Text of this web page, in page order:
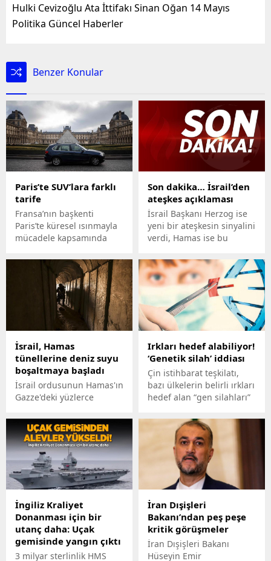
Hulki Cevizoğlu Ata İttifakı Sinan Oğan 14 Mayıs
Politika Güncel Haberler
Benzer Konular
Paris’te SUV’lara farklı
tarife
Fransa’nın başkenti
Paris’te küresel ısınmayla
mücadele kapsamında
azaltmayı öngören bir
teklif kabul edildi.
Son dakika… İsrail’den
ateşkes açıklaması
İsrail Başkanı Herzog ise
yeni bir ateşkesin sinyalini
verdi, Hamas ise bu
içerisinde yanıt verdi.
İsrail, Hamas
tünellerine deniz suyu
boşaltmaya başladı
İsrail ordusunun Hamas'ın
Gazze'deki yüzlerce
tünellerine deniz suyu
pompalamaya başladığı
bildirildi.
Irkları hedef alabiliyor!
‘Genetik silah’ iddiası
Çin istihbarat teşkilatı,
bazı ülkelerin belirli ırkları
hedef alan “gen silahları”
İngiliz Kraliyet
Donanması için bir
utanç daha: Uçak
gemisinde yangın çıktı
3 milyar sterlinlik HMS
İran Dışişleri
Bakanı’ndan peş peşe
kritik görüşmeler
İran Dışişleri Bakanı
Hüseyin Emir